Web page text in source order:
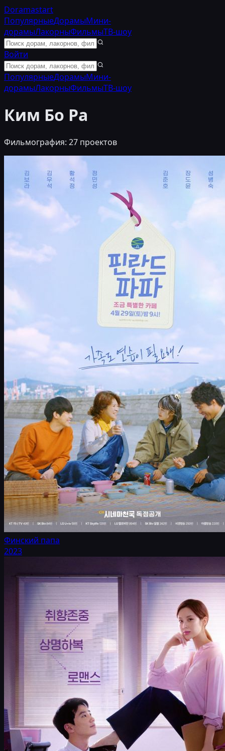
Doramastart
ПопулярныеДорамыМини-
дорамыЛакорныФильмыТВ-шоу
Войти
ПопулярныеДорамыМини-
дорамыЛакорныФильмыТВ-шоу
Ким Бо Ра
Фильмография: 27 проектов
Финский папа
2023